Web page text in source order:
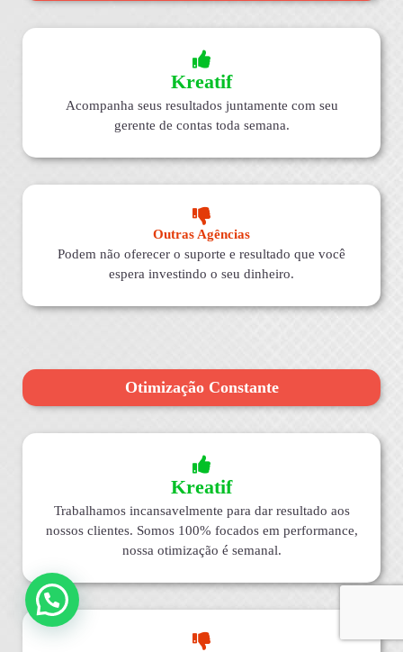
Kreatif
Acompanha seus resultados juntamente com seu
gerente de contas toda semana.
Outras Agências
Podem não oferecer o suporte e resultado que você
espera investindo o seu dinheiro.
Otimização Constante
Kreatif
Trabalhamos incansavelmente para dar resultado aos
nossos clientes. Somos 100% focados em performance,
nossa otimização é semanal.